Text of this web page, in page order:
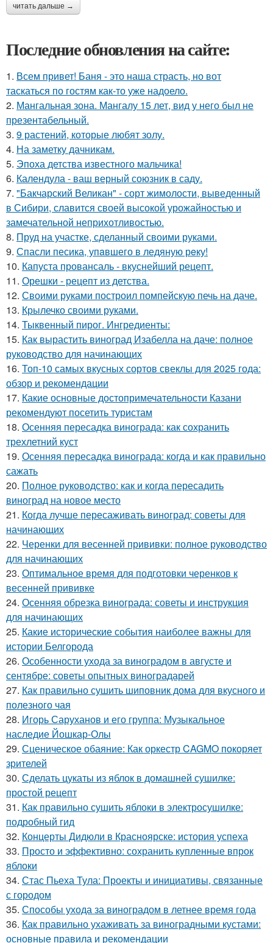
читать дальше →
Последние обновления на сайте:
1. Всем привет! Баня - это наша страсть, но вот
таскаться по гостям как-то уже надоело.
2. Мангальная зона. Мангалу 15 лет, вид у него был не
презентабельный.
3. 9 растений, которые любят золу.
4. На заметку дачникам.
5. Эпоха детства известного мальчика!
6. Календула - ваш верный союзник в саду.
7. "Бакчарский Великан" - сорт жимолости, выведенный
в Сибири, славится своей высокой урожайностью и
замечательной неприхотливостью.
8. Пруд на участке, сделанный своими руками.
9. Спасли песика, упaвшего в ледяную рeку!
10. Капуста провансаль - вкуснейший рецепт.
11. Орешки - рецепт из детства.
12. Своими руками построил помпейскую печь на даче.
13. Крылечко своими руками.
14. Тыквенный пирог. Ингредиенты:
15. Как вырастить виноград Изабелла на даче: полное
руководство для начинающих
16. Топ-10 самых вкусных сортов свеклы для 2025 года:
обзор и рекомендации
17. Какие основные достопримечательности Казани
рекомендуют посетить туристам
18. Осенняя пересадка винограда: как сохранить
трехлетний куст
19. Осенняя пересадка винограда: когда и как правильно
сажать
20. Полное руководство: как и когда пересадить
виноград на новое место
21. Когда лучше пересаживать виноград: советы для
начинающих
22. Черенки для весенней прививки: полное руководство
для начинающих
23. Оптимальное время для подготовки черенков к
весенней прививке
24. Осенняя обрезка винограда: советы и инструкция
для начинающих
25. Какие исторические события наиболее важны для
истории Белгорода
26. Особенности ухода за виноградом в августе и
сентябре: советы опытных виноградарей
27. Как правильно сушить шиповник дома для вкусного и
полезного чая
28. Игорь Саруханов и его группа: Музыкальное
наследие Йошкар-Олы
29. Сценическое обаяние: Как оркестр CAGMO покоряет
зрителей
30. Сделать цукаты из яблок в домашней сушилке:
простой рецепт
31. Как правильно сушить яблоки в электросушилке:
подробный гид
32. Концерты Дидюли в Красноярске: история успеха
33. Просто и эффективно: сохранить купленные впрок
яблоки
34. Стас Пьеха Тула: Проекты и инициативы, связанные
с городом
35. Способы ухода за виноградом в летнее время года
36. Как правильно ухаживать за виноградными кустами:
основные правила и рекомендации